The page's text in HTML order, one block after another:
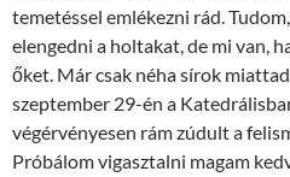
temetéssel emlékezni rád.
elengedni a holtakat, de mi van,
őket. Már csak néha sírok
szeptember 29-én a
végérvényesen rám zúdult a
Próbálom vigasztalni magam